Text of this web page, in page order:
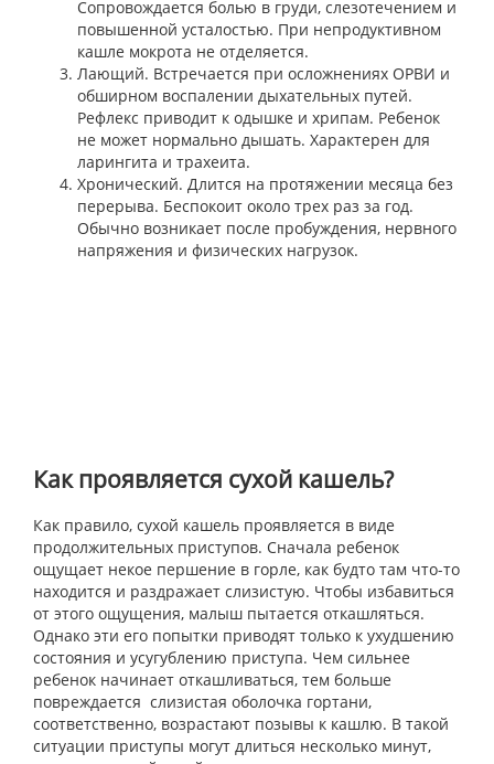
Сопровождается болью в груди, слезотечением и
повышенной усталостью. При непродуктивном
кашле мокрота не отделяется.
Лающий. Встречается при осложнениях ОРВИ и
обширном воспалении дыхательных путей.
Рефлекс приводит к одышке и хрипам. Ребенок
не может нормально дышать. Характерен для
ларингита и трахеита.
Хронический. Длится на протяжении месяца без
перерыва. Беспокоит около трех раз за год.
Обычно возникает после пробуждения, нервного
напряжения и физических нагрузок.
Как проявляется сухой кашель?
Как правило, сухой кашель проявляется в виде
продолжительных приступов. Сначала ребенок
ощущает некое першение в горле, как будто там что-то
находится и раздражает слизистую. Чтобы избавиться
от этого ощущения, малыш пытается откашляться.
Однако эти его попытки приводят только к ухудшению
состояния и усугублению приступа. Чем сильнее
ребенок начинает откашливаться, тем больше
повреждается слизистая оболочка гортани,
соответственно, возрастают позывы к кашлю. В такой
ситуации приступы могут длиться несколько минут,